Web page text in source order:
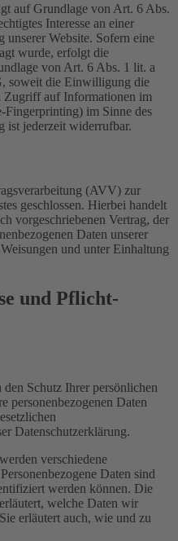
auf Grundlage von Art. 6 Abs.
Interesse an einer
unserer Website. Sofern eine
wurde, erfolgt die
von Art. 6 Abs. 1 lit. a
soweit die Einwilligung die
Zugriff auf Informationen im
Fingerprinting) im Sinne des
jederzeit widerrufbar.
(AVV) zur
geschlossen. Hierbei handelt
vorgeschriebenen Vertrag, der
Daten unserer
und unter Einhaltung
und Pflicht­
Schutz Ihrer persönlichen
personenbezogenen Daten
Datenschutzerklärung.
verschiedene
Daten sind
werden können. Die
welche Daten wir
erläutert auch, wie und zu